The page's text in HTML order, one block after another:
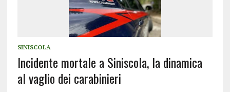
SINISCOLA
Incidente mortale a Siniscola, la dinamica
al vaglio dei carabinieri